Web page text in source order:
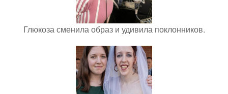
Глюкоза сменила образ и удивила поклонников.